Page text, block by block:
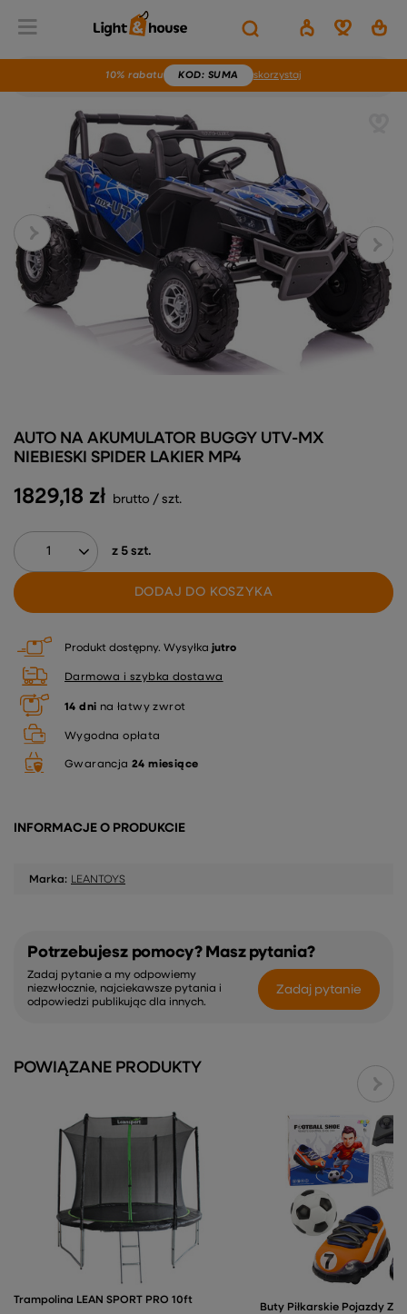
10% rabatu KOD: SUMA skorzystaj
1829,18 zł brutto / szt.
z 5 szt.
DODAJ DO KOSZYKA
AUTO NA AKUMULATOR BUGGY UTV-MX
NIEBIESKI SPIDER LAKIER MP4
Produkt dostępny Wysyłka jutro
Darmowa i szybka dostawa
14 dni na łatwy zwrot
Wygodna opłata
Gwarancja 24 miesiące
INFORMACJE O PRODUKCIE
Marka: LEANTOYS
Potrzebujesz pomocy? Masz pytania?
Zadaj pytanie a my odpowiemy
niezwłocznie, najciekawsze pytania i
odpowiedzi publikując dla innych.
Zadaj pytanie
POWIĄZANE PRODUKTY
Trampolina LEAN SPORT PRO 10ft
Buty Piłkarskie Pojazdy